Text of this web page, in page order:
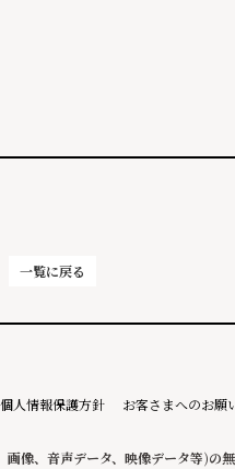
一覧に戻る
個人情報保護方針 お客さまへのお願
画像、音声データ、映像データ等)の無